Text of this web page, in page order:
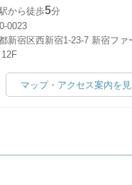
から徒歩5分
0023
新宿区西新宿1-23-7 新宿ファ
マップ・アクセス案内を